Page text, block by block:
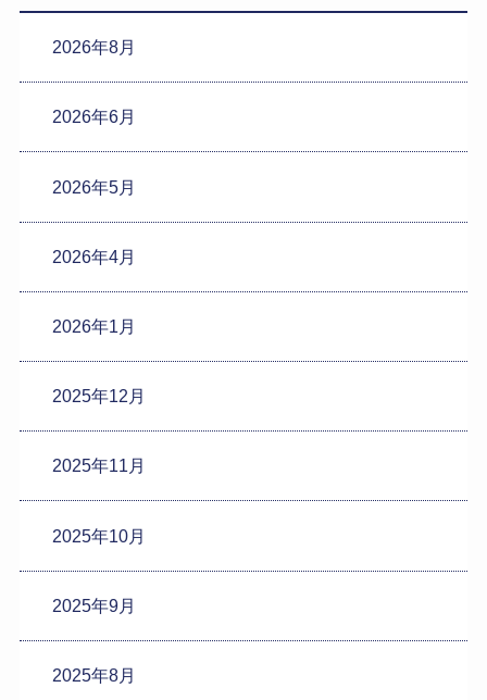
2026年8月
2026年6月
2026年5月
2026年4月
2026年1月
2025年12月
2025年11月
2025年10月
2025年9月
2025年8月